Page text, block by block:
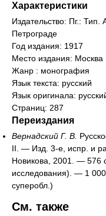
Характеристики
Издательство: Пг.:
Петрограде
Год издания: 1917
Место издания: Москва
Жанр : монография
Язык текста: русский
Язык оригинала:
Страниц: 287
Переиздания
Вернадский Г. В.
II. — Изд. 3-е, испр. и
Новикова, 2001. — 576
исследования). — 1
суперобл.)
См. также